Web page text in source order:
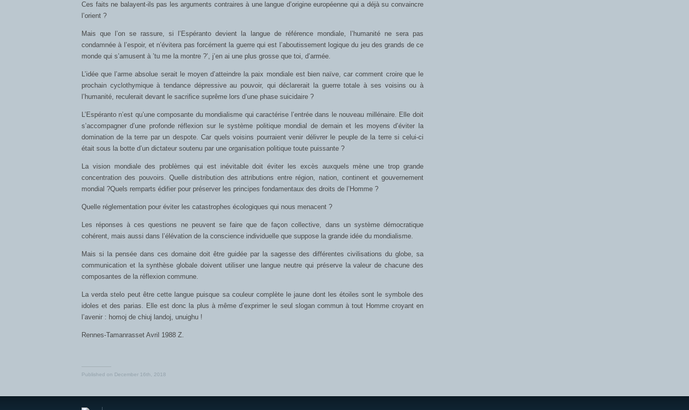
Ces faits ne balayent-ils pas les arguments contraires à une langue d’origine européenne qui a déjà su convaincre
l’orient ?
Mais que l’on se rassure, si l’Espéranto devient la langue de référence mondiale, l’humanité ne sera pas
condamnée à l’espoir, et n’évitera pas forcément la guerre qui est l’aboutissement logique du jeu des grands de ce
monde qui s’amusent à ’tu me la montre ?’, j’en ai une plus grosse que toi, d’armée.
L’idée que l’arme absolue serait le moyen d’atteindre la paix mondiale est bien naïve, car comment croire que le
prochain cyclothymique à tendance dépressive au pouvoir, qui déclarerait la guerre totale à ses voisins ou à
l’humanité, reculerait devant le sacrifice suprême lors d’une phase suicidaire ?
L’Espéranto n’est qu’une composante du mondialisme qui caractérise l’entrée dans le nouveau millénaire. Elle doit
s’accompagner d’une profonde réflexion sur le système politique mondial de demain et les moyens d’éviter la
domination de la terre par un despote. Car quels voisins pourraient venir délivrer le peuple de la terre si celui-ci
était sous la botte d’un dictateur soutenu par une organisation politique toute puissante ?
La vision mondiale des problèmes qui est inévitable doit éviter les excès auxquels mène une trop grande
concentration des pouvoirs. Quelle distribution des attributions entre région, nation, continent et gouvernement
mondial ?Quels remparts édifier pour préserver les principes fondamentaux des droits de l’Homme ?
Quelle réglementation pour éviter les catastrophes écologiques qui nous menacent ?
Les réponses à ces questions ne peuvent se faire que de façon collective, dans un système démocratique
cohérent, mais aussi dans l’élévation de la conscience individuelle que suppose la grande idée du mondialisme.
Mais si la pensée dans ces domaine doit être guidée par la sagesse des différentes civilisations du globe, sa
communication et la synthèse globale doivent utiliser une langue neutre qui préserve la valeur de chacune des
composantes de la réflexion commune.
La verda stelo peut être cette langue puisque sa couleur complète le jaune dont les étoiles sont le symbole des
idoles et des parias. Elle est donc la plus à même d’exprimer le seul slogan commun à tout Homme croyant en
l’avenir : homoj de chiuj landoj, unuighu !
Rennes-Tamanrasset Avril 1988 Z.
Published on December 16th, 2018